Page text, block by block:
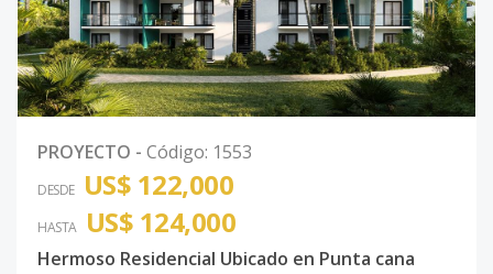
PROYECTO - Código: 1553
DESDE US$ 122,000
HASTA US$ 124,000
Hermoso Residencial Ubicado en Punta cana